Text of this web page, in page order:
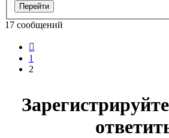
17 сообщений
1
2